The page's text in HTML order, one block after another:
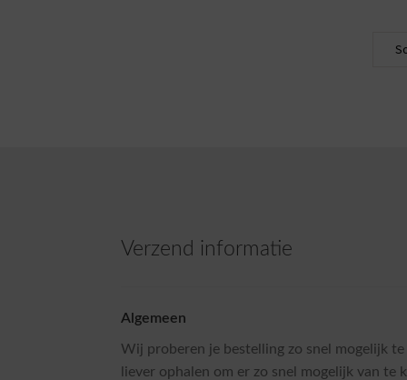
Verzend informatie
Algemeen
Wij proberen je bestelling zo snel mogelijk
liever ophalen om er zo snel mogelijk van te